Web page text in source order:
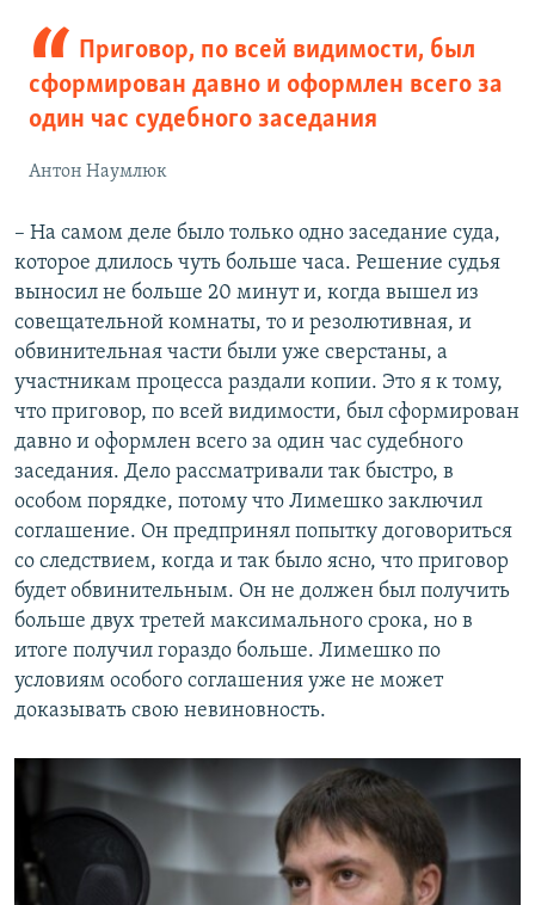
Приговор, по всей видимости, был
сформирован давно и оформлен всего за
один час судебного заседания
Антон Наумлюк
– На самом деле было только одно заседание суда,
которое длилось чуть больше часа. Решение судья
выносил не больше 20 минут и, когда вышел из
совещательной комнаты, то и резолютивная, и
обвинительная части были уже сверстаны, а
участникам процесса раздали копии. Это я к тому,
что приговор, по всей видимости, был сформирован
давно и оформлен всего за один час судебного
заседания. Дело рассматривали так быстро, в
особом порядке, потому что Лимешко заключил
соглашение. Он предпринял попытку договориться
со следствием, когда и так было ясно, что приговор
будет обвинительным. Он не должен был получить
больше двух третей максимального срока, но в
итоге получил гораздо больше. Лимешко по
условиям особого соглашения уже не может
доказывать свою невиновность.